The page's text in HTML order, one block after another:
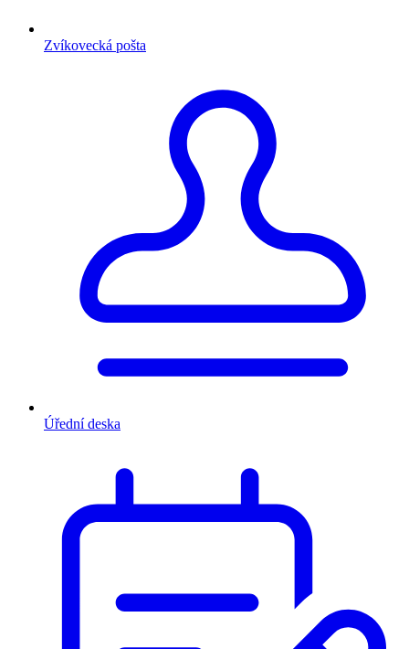
Zvíkovecká pošta
Úřední deska